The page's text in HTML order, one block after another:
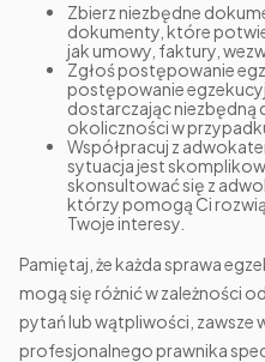
Zbierz niezbędne
dokumenty, które
jak umowy, faktury,
Zgłoś postępowanie
postępowanie
dostarczając niezbędną
okoliczności w
Współpracuj z
sytuacja jest
skonsultować się z
którzy pomogą Ci
Twoje interesy.
Pamiętaj, że każda sprawa
mogą się różnić w zależności
pytań lub wątpliwości, zawsze
profesjonalnego prawnika